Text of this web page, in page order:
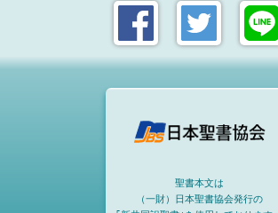
聖書本文は
（一財）日本聖書協会発行の